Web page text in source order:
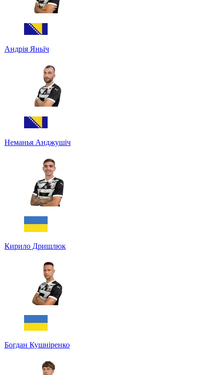
Андрія Яньїч
Неманья Анджушіч
Кирило Дришлюк
Богдан Кушніренко